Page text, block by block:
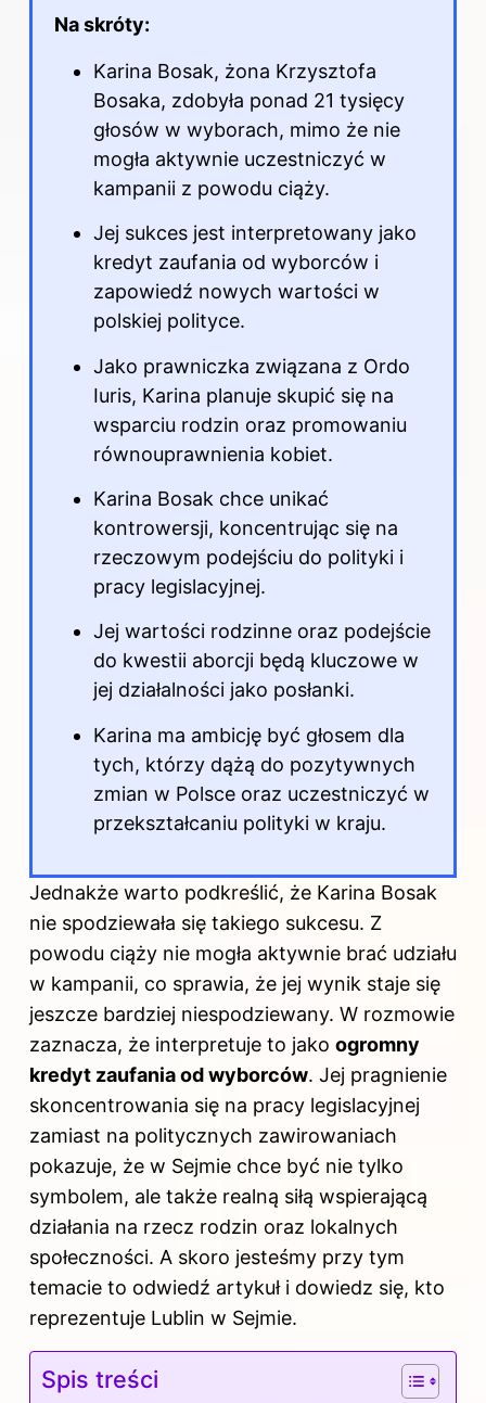
Na skróty:
Karina Bosak, żona Krzysztofa
Bosaka, zdobyła ponad 21 tysięcy
głosów w wyborach, mimo że nie
mogła aktywnie uczestniczyć w
kampanii z powodu ciąży.
Jej sukces jest interpretowany jako
kredyt zaufania od wyborców i
zapowiedź nowych wartości w
polskiej polityce.
Jako prawniczka związana z Ordo
Iuris, Karina planuje skupić się na
wsparciu rodzin oraz promowaniu
równouprawnienia kobiet.
Karina Bosak chce unikać
kontrowersji, koncentrując się na
rzeczowym podejściu do polityki i
pracy legislacyjnej.
Jej wartości rodzinne oraz podejście
do kwestii aborcji będą kluczowe w
jej działalności jako posłanki.
Karina ma ambicję być głosem dla
tych, którzy dążą do pozytywnych
zmian w Polsce oraz uczestniczyć w
przekształcaniu polityki w kraju.
Jednakże warto podkreślić, że Karina Bosak
nie spodziewała się takiego sukcesu. Z
powodu ciąży nie mogła aktywnie brać udziału
w kampanii, co sprawia, że jej wynik staje się
jeszcze bardziej niespodziewany. W rozmowie
zaznacza, że interpretuje to jako ogromny
kredyt zaufania od wyborców. Jej pragnienie
skoncentrowania się na pracy legislacyjnej
zamiast na politycznych zawirowaniach
pokazuje, że w Sejmie chce być nie tylko
symbolem, ale także realną siłą wspierającą
działania na rzecz rodzin oraz lokalnych
społeczności. A skoro jesteśmy przy tym
temacie to odwiedź artykuł i dowiedz się, kto
reprezentuje Lublin w Sejmie.
Spis treści